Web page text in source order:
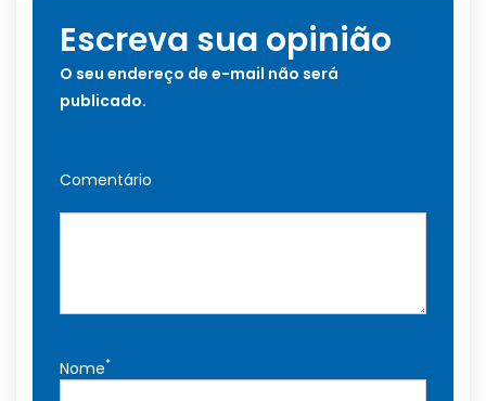
Escreva sua opinião
O seu endereço de e-mail não será
publicado.
Comentário
Nome*